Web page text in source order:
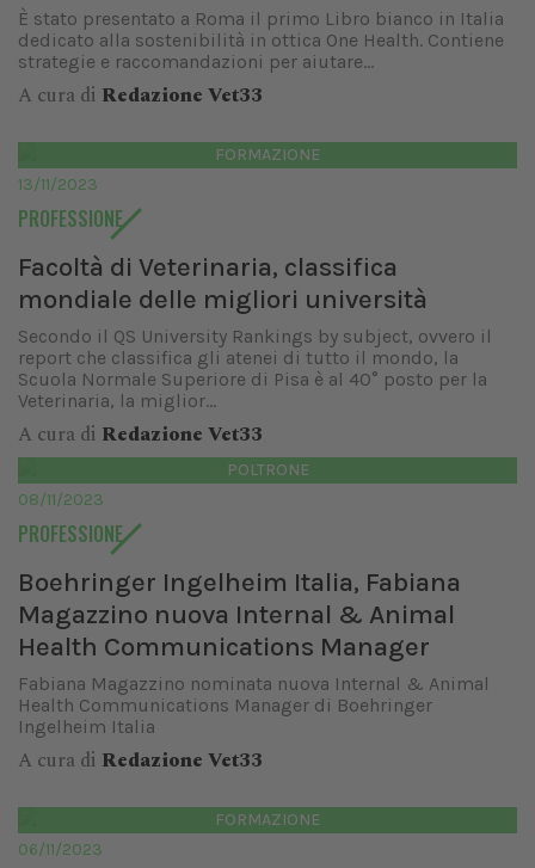
È stato presentato a Roma il primo Libro bianco in Italia
dedicato alla sostenibilità in ottica One Health. Contiene
strategie e raccomandazioni per aiutare...
A cura di Redazione Vet33
FORMAZIONE
13/11/2023
PROFESSIONE
Facoltà di Veterinaria, classifica
mondiale delle migliori università
Secondo il QS University Rankings by subject, ovvero il
report che classifica gli atenei di tutto il mondo, la
Scuola Normale Superiore di Pisa è al 40° posto per la
Veterinaria, la miglior...
A cura di Redazione Vet33
POLTRONE
08/11/2023
PROFESSIONE
Boehringer Ingelheim Italia, Fabiana
Magazzino nuova Internal & Animal
Health Communications Manager
Fabiana Magazzino nominata nuova Internal & Animal
Health Communications Manager di Boehringer
Ingelheim Italia
A cura di Redazione Vet33
FORMAZIONE
06/11/2023